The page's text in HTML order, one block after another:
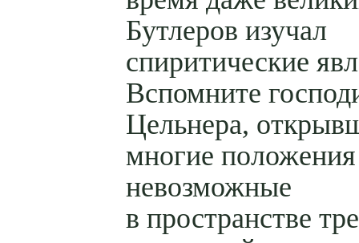
Бутлеров изучал
спиритические
Вспомните
Цельнера,
многие положения
невозможные
в пространстве